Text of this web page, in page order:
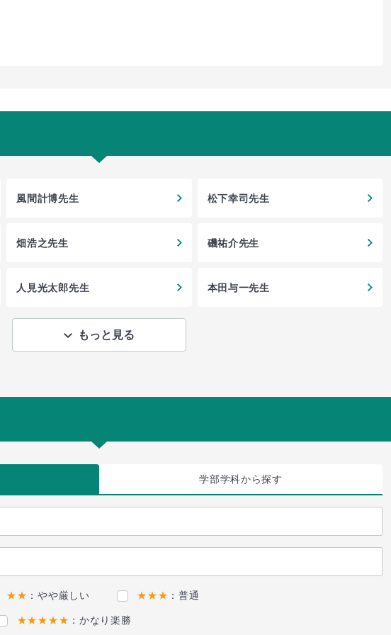
風間計博先生 松下幸司先生
畑浩之先生 磯祐介先生
人見光太郎先生 本田与一先生
もっと見る
学部学科から探す
★★ ：やや厳しい ★★★ ：普通
★★★★★ ：かなり楽勝